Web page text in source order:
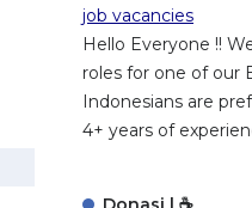
job vacancies
Hello Everyone !!
roles for one of our
Indonesians are
4+ years of